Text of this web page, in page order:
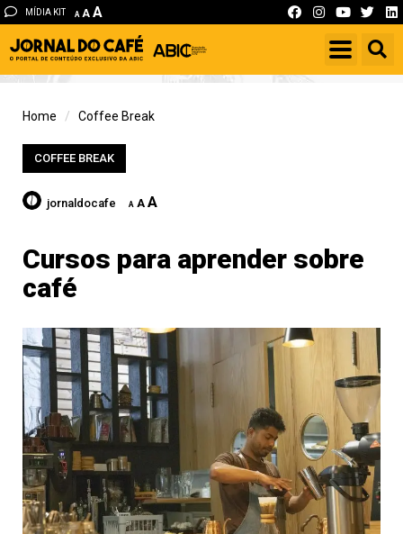
MÍDIA KIT A A A
Home Coffee Break
COFFEE BREAK
jornaldocafe A A A
Cursos para aprender sobre
café